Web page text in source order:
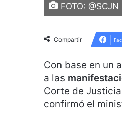
FOTO: @SCJN
Compartir
Con base en un
a las
Corte de
confirmó el